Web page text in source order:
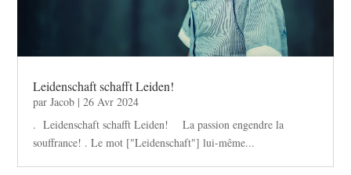
Leidenschaft schafft Leiden!
parJacob |26 Avr 2024
. Leidenschaft schafft Leiden! La passion engendre la
souffrance! . Le mot ["Leidenschaft"] lui-même...